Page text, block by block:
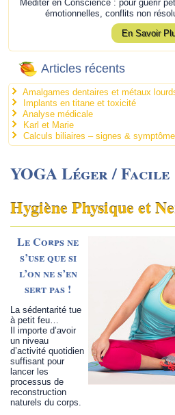
Méditer en Conscience : pour guérir
émotionnelles, conflits non
En Savoir
Articles récents
Amalgames dentaires et métaux
Implants en titane et toxicité
Analyse médicale
Karl et Marie
Calculs biliaires – signes &
YOGA Léger / Facile
Hygiène Physique et
Le Corps ne
s’use que si
l’on ne s’en
sert pas !
La sédentarité tue
à petit feu…
Il importe d’avoir
un niveau
d’activité quotidien
suffisant pour
lancer les
processus de
reconstruction
naturels du corps.